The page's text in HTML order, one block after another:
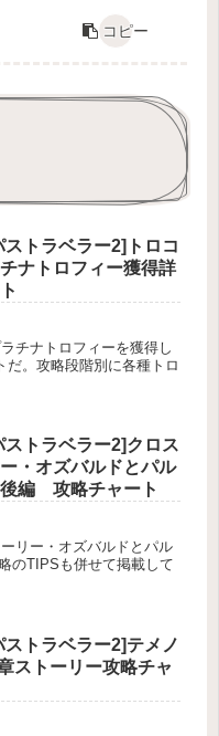
コピー
ストラベラー2]トロコ
ナトロフィー獲得詳
チナトロフィーを獲得し
だ。攻略段階別に各種トロ
ストラベラー2]クロス
・オズバルドとパル
編 攻略チャート
リー・オズバルドとパル
のTIPSも併せて掲載して
ストラベラー2]テメノ
ストーリー攻略チャ